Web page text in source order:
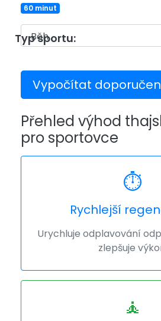
60 minut
Typ sportu:
Vypočítat
Přehled výhod
pro sportovce
⏱️
Rychlejší
Urychluje odplavování
zlepšuje
🧘